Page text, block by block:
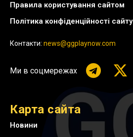
Правила користування сайтом
Політика конфіденційності сайту
Контакти: news@ggplaynow.com
Ми в соцмережах
Карта сайта
Новини